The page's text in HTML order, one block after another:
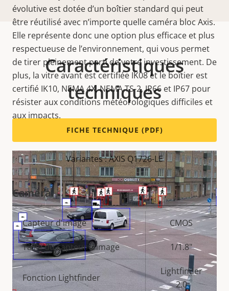
évolutive est dotée d’un boîtier standard qui peut
être réutilisé avec n’importe quelle caméra bloc Axis.
Elle représente donc une option plus efficace et plus
respectueuse de l’environnement, qui vous permet
de tirer pleinement parti de votre investissement. De
plus, la vitre avant est certifiée IK08 et le boîtier est
certifié IK10, NEMA 4X, NEMA TS-2, IP66 et IP67 pour
résister aux conditions météorologiques difficiles et
aux impacts.
Caractéristiques
techniques
FICHE TECHNIQUE (PDF)
Variantes : AXIS Q1726-LE
Caméra
Description
de la
propriété
Valeur de
la
propriété
Capteur d'image CMOS
Taille du capteur d'image 1/1.8"
Fonction Lightfinder
Lightfinder
2.0